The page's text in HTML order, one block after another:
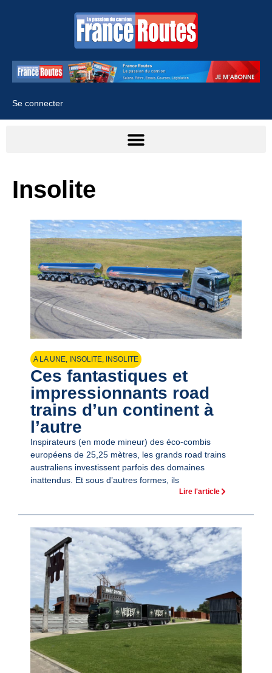
Se connecter
Insolite
A LA UNE, INSOLITE, INSOLITE
Ces fantastiques et
impressionnants road
trains d’un continent à
l’autre
Inspirateurs (en mode mineur) des éco-combis
européens de 25,25 mètres, les grands road trains
australiens investissent parfois des domaines
inattendus. Et sous d’autres formes, ils
Lire l'article